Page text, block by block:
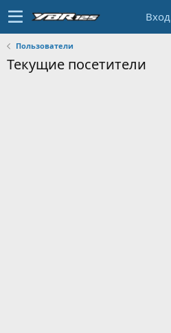
Вход
Пользователи
Текущие посетители